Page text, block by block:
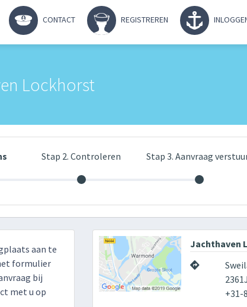
CONTACT REGISTREREN
Lockhorst
Stap 2. Controleren Stap 3. Aanvraag
aan te
formulier
bij
met u op
Jachthaven
+31-